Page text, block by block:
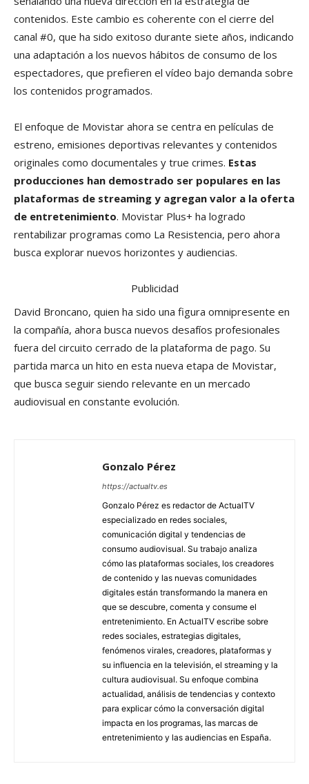
contenidos. Este cambio es coherente con el cierre del
canal #0, que ha sido exitoso durante siete años, indicando
una adaptación a los nuevos hábitos de consumo de los
espectadores, que prefieren el vídeo bajo demanda sobre
los contenidos programados.
El enfoque de Movistar ahora se centra en películas de
estreno, emisiones deportivas relevantes y contenidos
originales como documentales y true crimes. Estas
producciones han demostrado ser populares en las
plataformas de streaming y agregan valor a la oferta
de entretenimiento. Movistar Plus+ ha logrado
rentabilizar programas como La Resistencia, pero ahora
busca explorar nuevos horizontes y audiencias.
Publicidad
David Broncano, quien ha sido una figura omnipresente en
la compañía, ahora busca nuevos desafíos profesionales
fuera del circuito cerrado de la plataforma de pago. Su
partida marca un hito en esta nueva etapa de Movistar,
que busca seguir siendo relevante en un mercado
audiovisual en constante evolución.
Gonzalo Pérez
https://actualtv.es
Gonzalo Pérez es redactor de ActualTV
especializado en redes sociales,
comunicación digital y tendencias de
consumo audiovisual. Su trabajo analiza
cómo las plataformas sociales, los creadores
de contenido y las nuevas comunidades
digitales están transformando la manera en
que se descubre, comenta y consume el
entretenimiento. En ActualTV escribe sobre
redes sociales, estrategias digitales,
fenómenos virales, creadores, plataformas y
su influencia en la televisión, el streaming y la
cultura audiovisual. Su enfoque combina
actualidad, análisis de tendencias y contexto
para explicar cómo la conversación digital
impacta en los programas, las marcas de
entretenimiento y las audiencias en España.